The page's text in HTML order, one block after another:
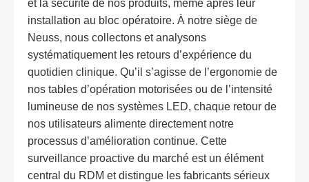
et la sécurité de nos produits, même après leur
installation au bloc opératoire. À notre siège de
Neuss, nous collectons et analysons
systématiquement les retours d’expérience du
quotidien clinique. Qu’il s’agisse de l’ergonomie de
nos tables d’opération motorisées ou de l’intensité
lumineuse de nos systèmes LED, chaque retour de
nos utilisateurs alimente directement notre
processus d’amélioration continue. Cette
surveillance proactive du marché est un élément
central du RDM et distingue les fabricants sérieux